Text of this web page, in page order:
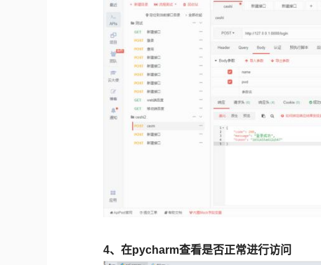
4、在pycharm查看是否正常进行访问